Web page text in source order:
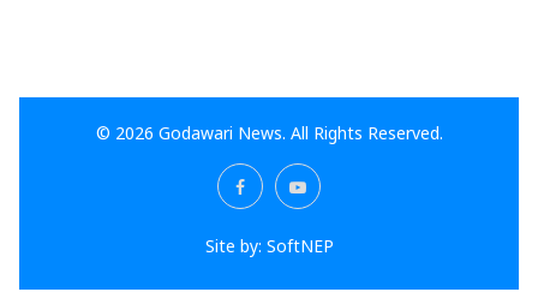
© 2026 Godawari News. All Rights Reserved.
Site by: SoftNEP